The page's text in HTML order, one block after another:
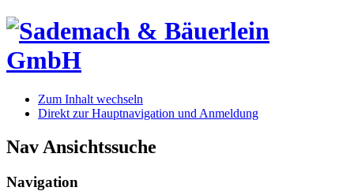
Zum Inhalt wechseln
Direkt zur Hauptnavigation und Anmeldung
Nav Ansichtssuche
Navigation